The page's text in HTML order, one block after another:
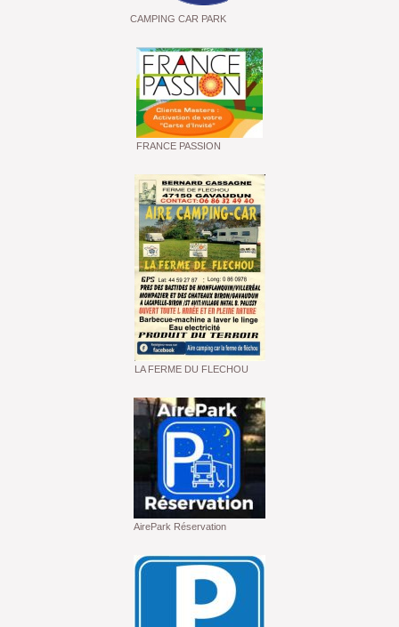
CAMPING CAR PARK
FRANCE PASSION
LA FERME DU FLECHOU
AirePark Réservation